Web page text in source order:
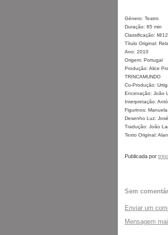
Género: Teatro
Duração: 85 min
Classificação: M/12
Título Original:
Ano: 2010
Origem: Portugal
Produção: Alice
TRINCAMUNDO
Co-Produção:
Encenação: João
Interpretação:
Figurinos:
Desenho Luz:
Tradução: João
Texto Original:
Publicada por
Sem
Enviar um
Mensagem